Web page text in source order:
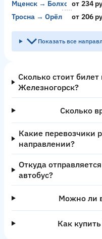
Мценск → Болховот 234
Тросна → Орёл
от 206
Показать все
Сколько стоит
Железногорск?
Сколько
Какие перевозчики
направлении?
Откуда
автобус?
Можно ли
Как